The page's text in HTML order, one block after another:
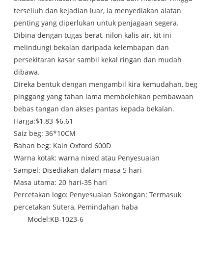
terseliuh dan kejadian luar, ia menyediakan alatan
penting yang diperlukan untuk penjagaan segera.
Dibina dengan tugas berat, nilon kalis air, kit ini
melindungi bekalan daripada kelembapan dan
persekitaran kasar sambil kekal ringan dan mudah
dibawa.
Direka bentuk dengan mengambil kira kemudahan, beg
pinggang yang tahan lama membolehkan pembawaan
bebas tangan dan akses pantas kepada bekalan.
Harga:$1.83-$6.61
Saiz beg: 36*10CM
Bahan beg: Kain Oxford 600D
Warna kotak: warna nixed atau Penyesuaian
Sampel: Disediakan dalam masa 5 hari
Masa utama: 20 hari-35 hari
Percetakan logo: Penyesuaian Sokongan: Termasuk
percetakan Sutera, Pemindahan haba
Model:KB-1023-6